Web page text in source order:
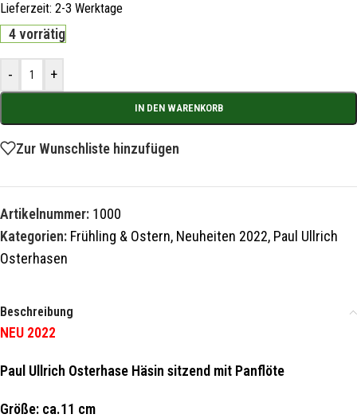
Lieferzeit: 2-3 Werktage
4 vorrätig
- +
IN DEN WARENKORB
Zur Wunschliste hinzufügen
Artikelnummer: 1000
Kategorien: Frühling & Ostern, Neuheiten 2022, Paul Ullrich
Osterhasen
Beschreibung
NEU 2022
Paul Ullrich Osterhase Häsin sitzend mit Panflöte
Größe: ca.11 cm